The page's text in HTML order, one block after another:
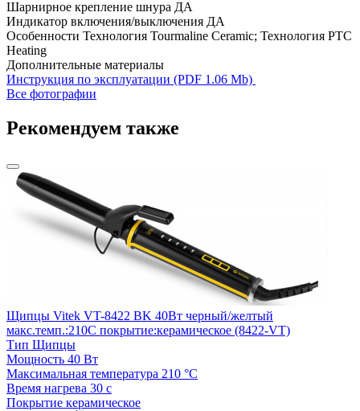
Шарнирное крепление шнура ДА
Индикатор включения/выключения ДА
Особенности Технология Tourmaline Ceramic; Технология PTC
Heating
Дополнительные материалы
Инструкция по эксплуатации (PDF 1.06 Mb)
Все фотографии
Рекомендуем также
Щипцы Vitek VT-8422 BK 40Вт черный/желтый
макс.темп.:210С покрытие:керамическое (8422-VT)
Тип Щипцы
Мощность 40 Вт
Максимальная температура 210 °С
Время нагрева 30 с
Покрытие керамическое